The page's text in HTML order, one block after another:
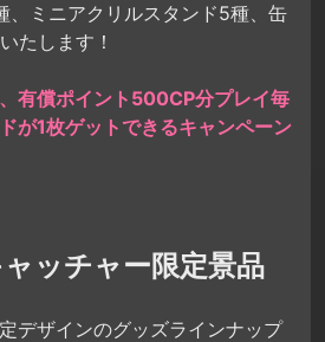
、ミニアクリルスタンド5種、缶
たします！
有償ポイント500CP分プレイ毎
が1枚ゲットできるキャンペーン
ッチャー限定景品
デザインのグッズラインナップ